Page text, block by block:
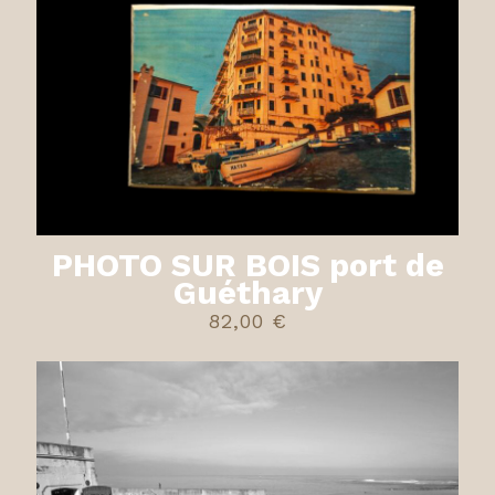
PHOTO SUR BOIS port de
Guéthary
82,00 €